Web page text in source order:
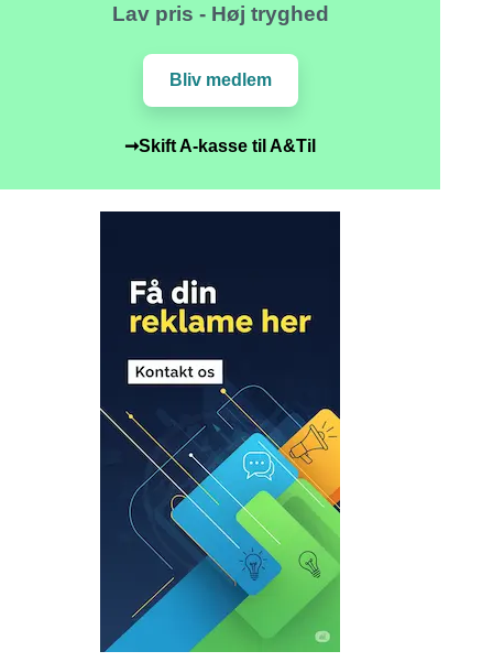
Lav pris - Høj tryghed
Bliv medlem
➞Skift A-kasse til A&Til